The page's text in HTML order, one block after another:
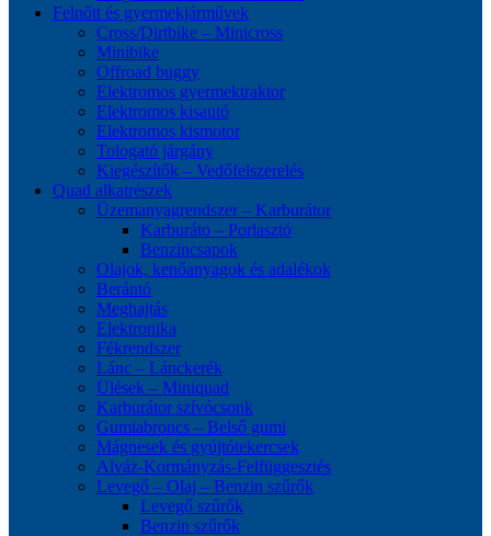
Felnőtt és gyermekjárművek
Cross/Dirtbike – Minicross
Minibike
Offroad buggy
Elektromos gyermektraktor
Elektromos kisautó
Elektromos kismotor
Tologató járgány
Kiegészítők – Vedőfelszerelés
Quad alkatrészek
Üzemanyagrendszer – Karburátor
Karburáto – Porlasztó
Benzincsapok
Olajok, kenőanyagok és adalékok
Berántó
Meghajtás
Elektronika
Fékrendszer
Lánc – Lánckerék
Ülések – Miniquad
Karburátor szívócsonk
Gumiabroncs – Belső gumi
Mágnesek és gyújtótekercsek
Alváz-Kormányzás-Felfüggesztés
Levegő – Olaj – Benzin szűrők
Levegő szűrők
Benzin szűrők